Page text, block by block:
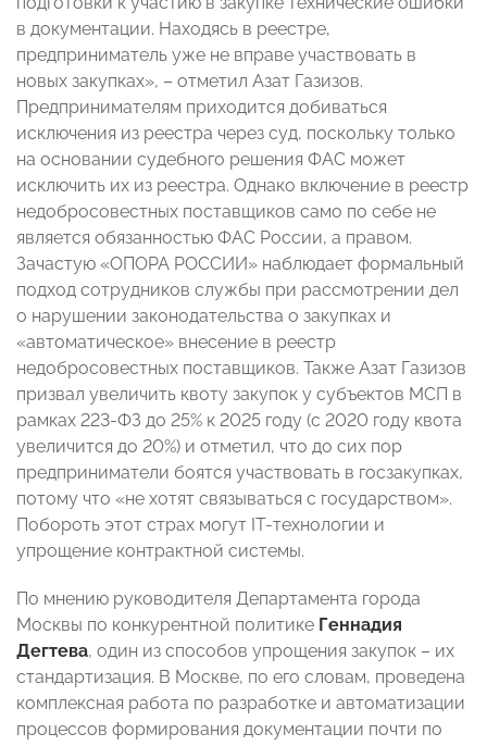
в документации. Находясь в реестре,
предприниматель уже не вправе участвовать в
новых закупках», – отметил Азат Газизов.
Предпринимателям приходится добиваться
исключения из реестра через суд, поскольку только
на основании судебного решения ФАС может
исключить их из реестра. Однако включение в реестр
недобросовестных поставщиков само по себе не
является обязанностью ФАС России, а правом.
Зачастую «ОПОРА РОССИИ» наблюдает формальный
подход сотрудников службы при рассмотрении дел
о нарушении законодательства о закупках и
«автоматическое» внесение в реестр
недобросовестных поставщиков. Также Азат Газизов
призвал увеличить квоту закупок у субъектов МСП в
рамках 223-ФЗ до 25% к 2025 году (с 2020 году квота
увеличится до 20%) и отметил, что до сих пор
предприниматели боятся участвовать в госзакупках,
потому что «не хотят связываться с государством».
Побороть этот страх могут IT-технологии и
упрощение контрактной системы.
По мнению руководителя Департамента города
Москвы по конкурентной политике Геннадия
Дегтева, один из способов упрощения закупок – их
стандартизация. В Москве, по его словам, проведена
комплексная работа по разработке и автоматизации
процессов формирования документации почти по